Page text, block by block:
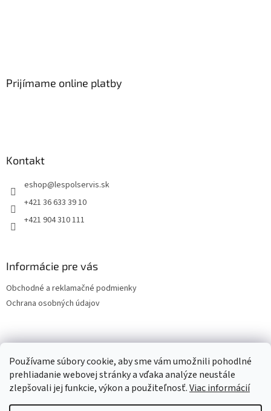
Používame súbory cookie, aby sme vám umožnili pohodlné
prehliadanie webovej stránky a vďaka analýze neustále
zlepšovali jej funkcie, výkon a použiteľnosť.Viac informácií
Prijímame online platby
Kontakt
eshop@lespolservis.sk
+421 36 633 39 10
+421 904 310 111
Informácie pre vás
Obchodné a reklamačné podmienky
Ochrana osobných údajov